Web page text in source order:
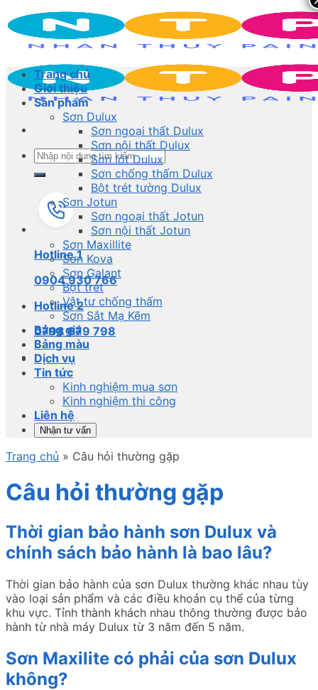
Skip
to
content
Search
Hotline 1
0904 930 766
Hotline 2
0798 679 798
Trang chủ
Giới thiệu
Sản phẩm
Sơn Dulux
Sơn ngoại thất Dulux
Sơn nội thất Dulux
Sơn lót Dulux
Sơn chống thấm Dulux
Bột trét tường Dulux
Sơn Jotun
Sơn ngoại thất Jotun
Sơn nội thất Jotun
Sơn Maxillite
Sơn Kova
Sơn Galant
Bột trét
Vật tư chống thấm
Sơn Sắt Mạ Kẽm
Bảng giá
Bảng màu
Dịch vụ
Tin tức
Kinh nghiệm mua sơn
Kinh nghiệm thi công
Liên hệ
Nhận tư vấn
Trang chủ » Câu hỏi thường gặp
Câu hỏi thường gặp
Thời gian bảo hành sơn Dulux và
chính sách bảo hành là bao lâu?
Thời gian bảo hành của sơn Dulux thường khác nhau tùy
vào loại sản phẩm và các điều khoản cụ thể của từng
khu vực. Tỉnh thành khách nhau thông thường được bảo
hành từ nhà máy Dulux từ 3 năm đến 5 năm.
Sơn Maxilite có phải của sơn Dulux
không?